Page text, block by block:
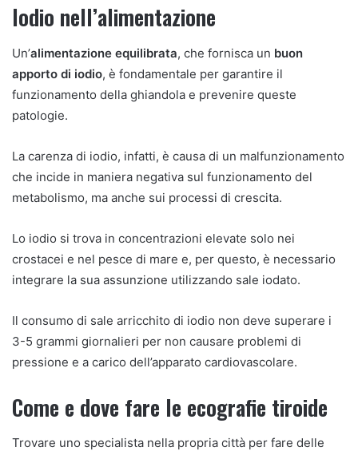
Iodio nell’alimentazione
Un’alimentazione equilibrata, che fornisca un buon
apporto di iodio, è fondamentale per garantire il
funzionamento della ghiandola e prevenire queste
patologie.
La carenza di iodio, infatti, è causa di un malfunzionamento
che incide in maniera negativa sul funzionamento del
metabolismo, ma anche sui processi di crescita.
Lo iodio si trova in concentrazioni elevate solo nei
crostacei e nel pesce di mare e, per questo, è necessario
integrare la sua assunzione utilizzando sale iodato.
Il consumo di sale arricchito di iodio non deve superare i
3-5 grammi giornalieri per non causare problemi di
pressione e a carico dell’apparato cardiovascolare.
Come e dove fare le ecografie tiroide
Trovare uno specialista nella propria città per fare delle